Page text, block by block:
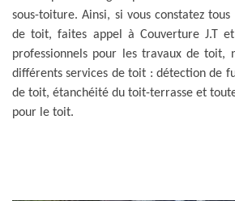
sous-toiture. Ainsi, si vous constatez
de toit, faites appel à Couverture J.T
professionnels pour les travaux de toit,
différents services de toit : détection de
de toit, étanchéité du toit-terrasse et
pour le toit.